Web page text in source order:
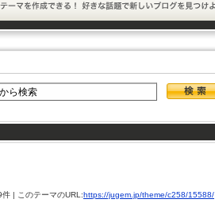
| このテーマのURL:https://jugem.jp/theme/c258/15588/